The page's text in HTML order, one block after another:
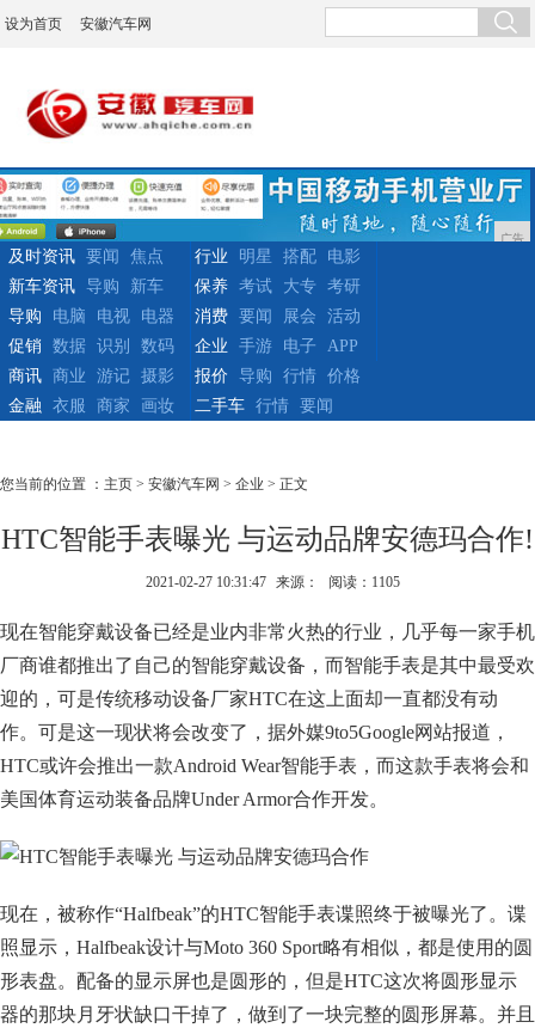
设为首页 安徽汽车网
广告
及时资讯 要闻
焦点
新车资讯
导购 新车
行业 明星 搭配
电影
保养
考试 大专
考研
导购
电脑 电视
电器
促销
数据 识别 数码
消费 要闻 展会
活动
企业
手游 电子
APP
商讯
商业 游记
摄影
金融
衣服 商家 画妆
报价 导购 行情
价格
二手车
行情 要闻
您当前的位置 ： 主页 > 安徽汽车网 > 企业 > 正文
HTC智能手表曝光 与运动品牌安德玛合作!
2021-02-27 10:31:47 来源： 阅读：1105
现在智能穿戴设备已经是业内非常火热的行业，几乎每一家手机
厂商谁都推出了自己的智能穿戴设备，而智能手表是其中最受欢
迎的，可是传统移动设备厂家HTC在这上面却一直都没有动
作。可是这一现状将会改变了，据外媒9to5Google网站报道，
HTC或许会推出一款Android Wear智能手表，而这款手表将会和
美国体育运动装备品牌Under Armor合作开发。
现在，被称作“Halfbeak”的HTC智能手表谍照终于被曝光了。谍
照显示，Halfbeak设计与Moto 360 Sport略有相似，都是使用的圆
形表盘。配备的显示屏也是圆形的，但是HTC这次将圆形显示
器的那块月牙状缺口干掉了，做到了一块完整的圆形屏幕。并且